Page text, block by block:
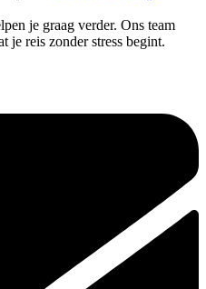
je graag verder. Ons team
je reis zonder stress begint.